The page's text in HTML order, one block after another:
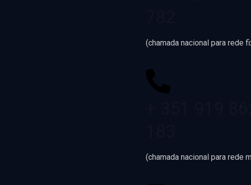
(chamada nacional para rede
(chamada nacional para rede